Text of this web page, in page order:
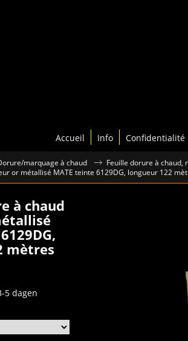
Accueil Info Confidentialité
marquage à chaud
Feuille dorure à chaud,
or métallisé MATE teinte 6129DG, longueur 122
à chaud
mètres
5 dagen